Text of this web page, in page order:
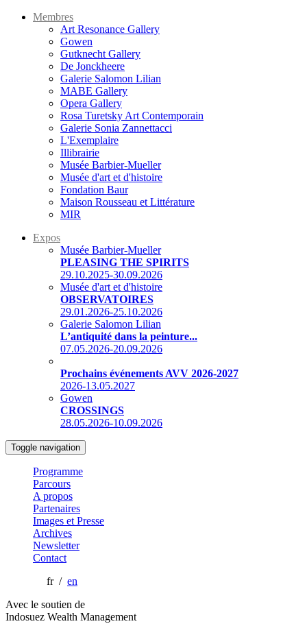
Membres
Art Resonance Gallery
Gowen
Gutknecht Gallery
De Jonckheere
Galerie Salomon Lilian
MABE Gallery
Opera Gallery
Rosa Turetsky Art Contemporain
Galerie Sonia Zannettacci
L'Exemplaire
Illibrairie
Musée Barbier-Mueller
Musée d'art et d'histoire
Fondation Baur
Maison Rousseau et Littérature
MIR
Expos
Musée Barbier-Mueller
PLEASING THE SPIRITS
29.10.2025-30.09.2026
Musée d'art et d'histoire
OBSERVATOIRES
29.01.2026-25.10.2026
Galerie Salomon Lilian
L’antiquité dans la peinture...
07.05.2026-20.09.2026
Prochains événements AVV 2026-2027
2026-13.05.2027
Gowen
CROSSINGS
28.05.2026-10.09.2026
Toggle navigation
Programme
Parcours
A propos
Partenaires
Images et Presse
Archives
Newsletter
Contact
fr / en
Avec le soutien de
Indosuez Wealth Management